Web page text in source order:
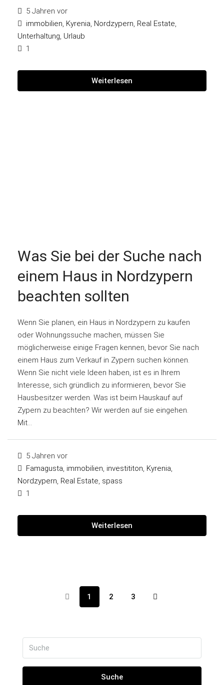
5 Jahren vor
immobilien, Kyrenia, Nordzypern, Real Estate,
Unterhaltung, Urlaub
1
Weiterlesen
Was Sie bei der Suche nach
einem Haus in Nordzypern
beachten sollten
Wenn Sie planen, ein Haus in Nordzypern zu kaufen
oder Wohnungssuche machen, müssen Sie
möglicherweise einige Fragen kennen, bevor Sie nach
einem Haus zum Verkauf in Zypern suchen können.
Wenn Sie nicht viele Ideen haben, ist es in Ihrem
Interesse, sich gründlich zu informieren, bevor Sie
Hausbesitzer werden. Was ist beim Hauskauf auf
Zypern zu beachten? Wir werden auf sie eingehen.
Mit...
5 Jahren vor
Famagusta, immobilien, investititon, Kyrenia,
Nordzypern, Real Estate, spass
1
Weiterlesen
1 2 3
Suche